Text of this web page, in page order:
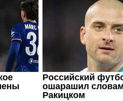
06.05.26 10:00
ЧМ-1966:
чаепитие,
вставная
04.05.26 10:00
ЧМ-1962:
чемпионат
футбола